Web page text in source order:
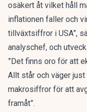
osäkert åt vilket håll
inflationen faller och
tillväxtsiffror i USA”,
analyschef, och
”Det finns oro för att
Allt står och väger
makrosiffror för att
framåt”.